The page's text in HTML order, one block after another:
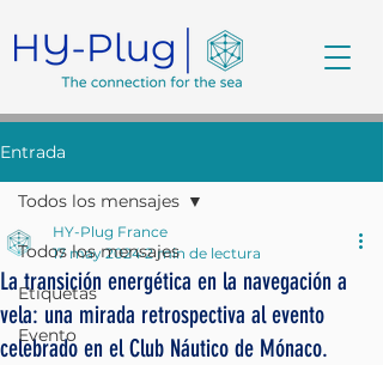
Entrada
Todos los mensajes
Etiquetas
Evento
Todos los mensajes
La transición energética en la navegación a
vela: una mirada retrospectiva al evento
celebrado en el Club Náutico de Mónaco.
HY-Plug France
17 may 2024 2 min de lectura